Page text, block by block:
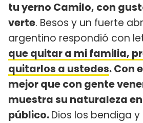
tu yerno Camilo, con
verte. Besos y un fuerte
argentino respondió con
que quitar a mi familia,
quitarlos a ustedes. Con
mejor que con gente
muestra su naturaleza
público.Dios los bendiga